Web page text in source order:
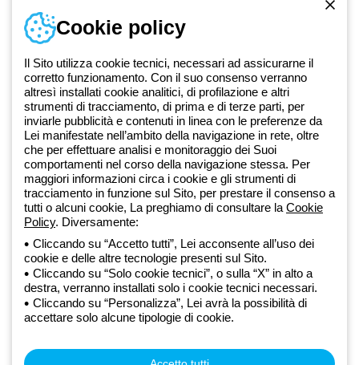
Dal 2025 Beghelli è parte del Gruppo GEWISS, all’interno
dell’ecosistema GEWISS LightZone, dove realizziamo soluzioni di
illuminazione integrate che trasformano la complessità in semplicità,
supportando professionisti e utenti finali nella realizzazione dei loro
bisogni.Scopri di più su GEWISS
Accedi o registrati
Formazione
Documentazione e software
Iscriviti alla newsletter
Privacy Policy
Cookie policy
Condizioni di vendita
Tutte le policy
Accessibilità
direzione e coordinamento di Gewiss S.p.A. - R.I. Bologna e C.F.
Cookie policy
Il Sito utilizza cookie tecnici, necessari ad assicurarne il
corretto funzionamento. Con il suo consenso verranno
altresì installati cookie analitici, di profilazione e altri
strumenti di tracciamento, di prima e di terze parti, per
inviarle pubblicità e contenuti in linea con le preferenze da
Lei manifestate nell’ambito della navigazione in rete, oltre
che per effettuare analisi e monitoraggio dei Suoi
comportamenti nel corso della navigazione stessa. Per
maggiori informazioni circa i cookie e gli strumenti di
tracciamento in funzione sul Sito, per prestare il consenso a
tutti o alcuni cookie, La preghiamo di consultare la Cookie
Policy. Diversamente:
Cliccando su “Accetto tutti”, Lei acconsente all’uso dei
cookie e delle altre tecnologie presenti sul Sito.
Cliccando su “Solo cookie tecnici”, o sulla “X” in alto a
destra, verranno installati solo i cookie tecnici necessari.
Cliccando su “Personalizza”, Lei avrà la possibilità di
accettare solo alcune tipologie di cookie.